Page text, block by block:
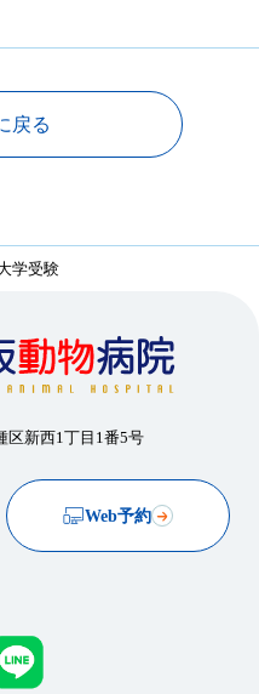
戻る
学受験
区新西1丁目1番5号
Web予約